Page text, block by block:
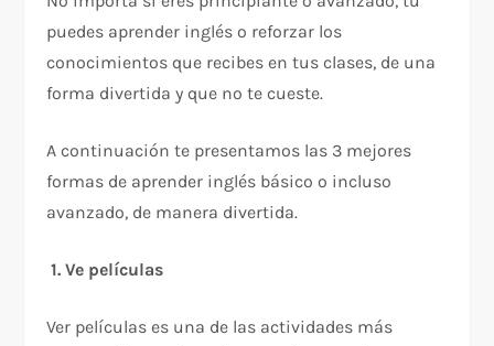
puedes aprender inglés o reforzar los
conocimientos que recibes en tus clases, de una
forma divertida y que no te cueste.
A continuación te presentamos las 3 mejores
formas de aprender inglés básico o incluso
avanzado, de manera divertida.
1. Ve películas
Ver películas es una de las actividades más